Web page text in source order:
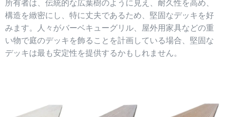
所有者は、伝統的な広葉樹のように見え、耐久性を高め、
構造を緻密にし、特に丈夫であるため、堅固なデッキを好
みます。人々がバーベキューグリル、屋外用家具などの重
い物で庭のデッキを飾ることを計画している場合、堅固な
デッキは最も安定性を提供するかもしれません。